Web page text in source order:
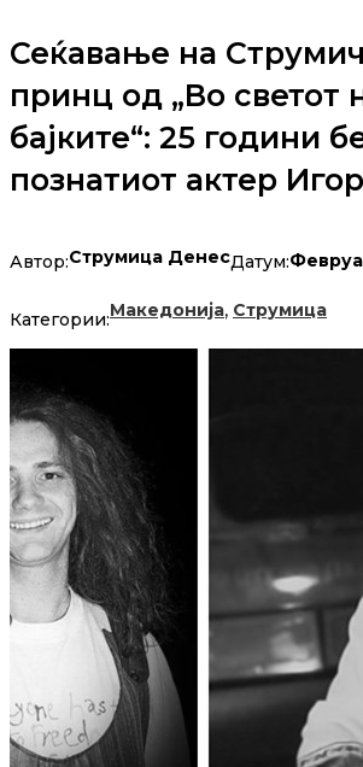
Сеќавање на
принц од „Во светот
бајките“: 25 години
познатиот актер
Автор:Струмица ДенесДатум:
Категории:Македонија, Струмица